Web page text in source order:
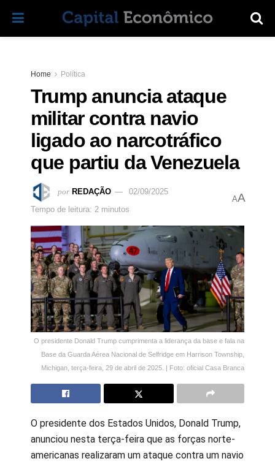
Home Política
Trump anuncia ataque
militar contra navio
ligado ao narcotráfico
que partiu da Venezuela
por REDAÇÃO
02/09/2025
Tempo de leitura: 2 minutos
AA
O presidente Donald Trump cumprimenta a liderança da base e fala na
Base da Guarda Aérea Nacional de Selfridge em Harrison Township,
Michigan, terça-feira, 29 de abril de 2025. | Foto: oficial Casa Branca
O presidente dos Estados Unidos, Donald Trump,
anunciou nesta terça-feira que as forças norte-
americanas realizaram um ataque contra um navio